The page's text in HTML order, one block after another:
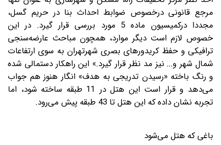
مرجع قانونی درخصوص ضوابط احداث بنا در حریم گسل،
مجددا درکمیسیون ماده 5 مورد بررسی قرار گیرد. در این
خصوص لازم است دیگر موارد، همچون مباحث عارضه‌سنجی
ترافیکی و حفظ کریدورهای بصری شهرتهران به سوی ارتفاعات
شمال شهر و... نیز مد نظر قرار گیرد.» این راهکار دستمالی شده
و رنگ باخته «رسیدن تدریجی به هدف» انگار هنوز هم جواب
می‌دهد و قرار است این هتل در 11 طبقه ساخته شود، اما
تجربه نشان داده که این هتل تا 43 طبقه پیش می‌رود.
باغی که هتل می‌شود